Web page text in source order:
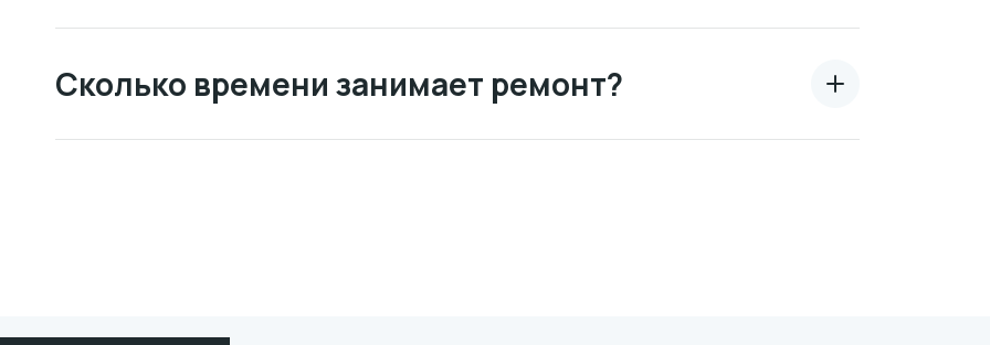
Сколько времени занимает ремонт?